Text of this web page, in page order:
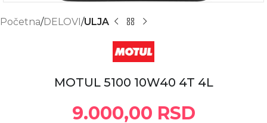
Početna DELOVI ULJA
MOTUL 5100 10W40 4T 4L
9.000,00 RSD